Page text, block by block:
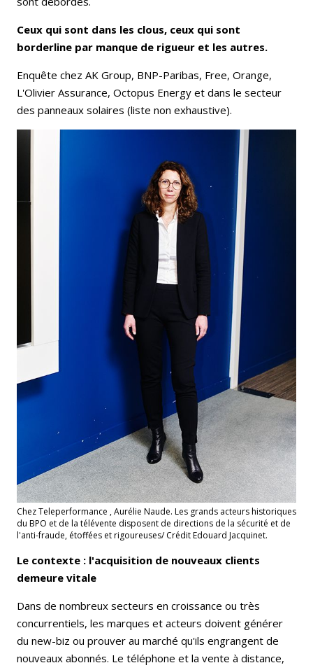
Ceux qui sont dans les clous, ceux qui sont
borderline par manque de rigueur et les autres.
Enquête chez AK Group, BNP-Paribas, Free, Orange,
L'Olivier Assurance, Octopus Energy et dans le secteur
des panneaux solaires (liste non exhaustive).
Chez Teleperformance , Aurélie Naude. Les grands acteurs historiques
du BPO et de la télévente disposent de directions de la sécurité et de
l'anti-fraude, étoffées et rigoureuses/ Crédit Edouard Jacquinet.
Le contexte : l'acquisition de nouveaux clients
demeure vitale
Dans de nombreux secteurs en croissance ou très
concurrentiels, les marques et acteurs doivent générer
du new-biz ou prouver au marché qu'ils engrangent de
nouveaux abonnés. Le téléphone et la vente à distance,